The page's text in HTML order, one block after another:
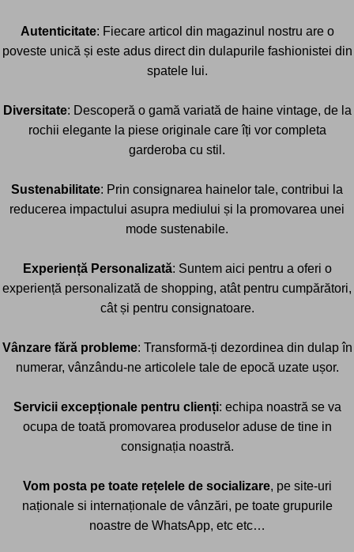
Autenticitate: Fiecare articol din magazinul nostru are o
poveste unică și este adus direct din dulapurile fashionistei din
spatele lui.
Diversitate: Descoperă o gamă variată de haine vintage, de la
rochii elegante la piese originale care îți vor completa
garderoba cu stil.
Sustenabilitate: Prin consignarea hainelor tale, contribui la
reducerea impactului asupra mediului și la promovarea unei
mode sustenabile.
Experiență Personalizată: Suntem aici pentru a oferi o
experiență personalizată de shopping, atât pentru cumpărători,
cât și pentru consignatoare.
Vânzare fără probleme: Transformă-ți dezordinea din dulap în
numerar, vânzându-ne articolele tale de epocă uzate ușor.
Servicii excepționale pentru clienți: echipa noastră se va
ocupa de toată promovarea produselor aduse de tine in
consignația noastră.
Vom posta pe toate rețelele de socializare, pe site-uri
naționale si internaționale de vânzări, pe toate grupurile
noastre de WhatsApp, etc etc…